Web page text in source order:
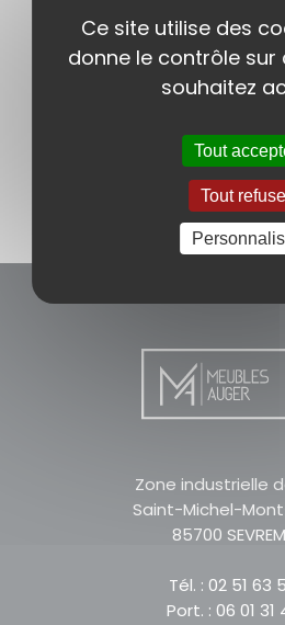
PRÉCÉDENT
Zone industrielle
Saint-Michel-
85700
Tél. : 02 51 63
Port. : 06 01 31
Ce site utilise des
donne le contrôle sur
souhaitez
Tout
Tout